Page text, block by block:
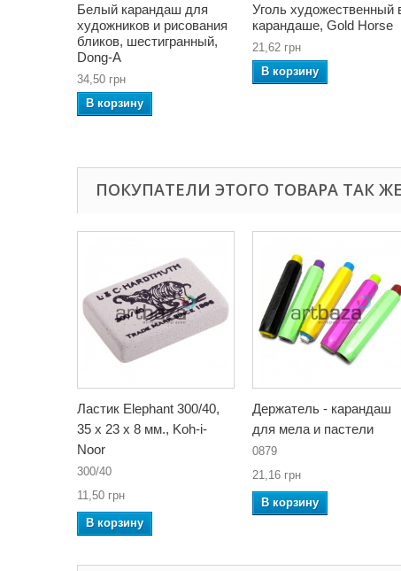
Белый карандаш для
художников и рисования
бликов, шестигранный,
Dong-A
34,50 грн
В корзину
Уголь художественный
карандаше, Gold Horse
21,62 грн
В корзину
ПОКУПАТЕЛИ ЭТОГО ТОВАРА ТАК
Ластик Elephant 300/40,
35 x 23 x 8 мм., Koh-i-
Noor
300/40
11,50 грн
В корзину
Держатель - карандаш
для мела и пастели
0879
21,16 грн
В корзину